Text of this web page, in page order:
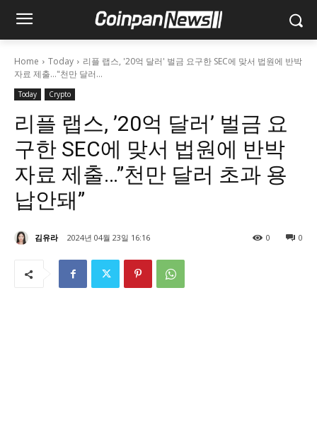
Home Today
리플 랩스, '20억 달러' 벌금 요구한 SEC에 맞서 법원에 반박
자료 제출..."천만 달러...
Today Crypto
리플 랩스, ’20억 달러’ 벌금 요
구한 SEC에 맞서 법원에 반박
자료 제출…”천만 달러 초과 용
납안돼”
김유라 2024년 04월 23일 16:16 0
0